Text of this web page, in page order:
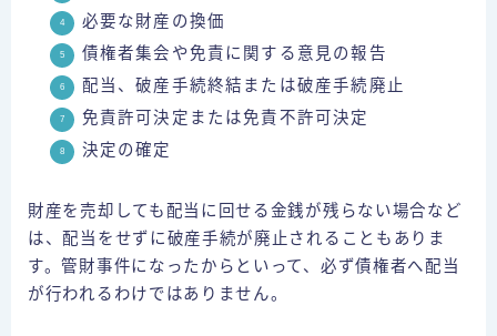
必要な財産の換価
債権者集会や免責に関する意見の報告
配当、破産手続終結または破産手続廃止
免責許可決定または免責不許可決定
決定の確定
財産を売却しても配当に回せる金銭が残らない場合など
は、配当をせずに破産手続が廃止されることもありま
す。管財事件になったからといって、必ず債権者へ配当
が行われるわけではありません。